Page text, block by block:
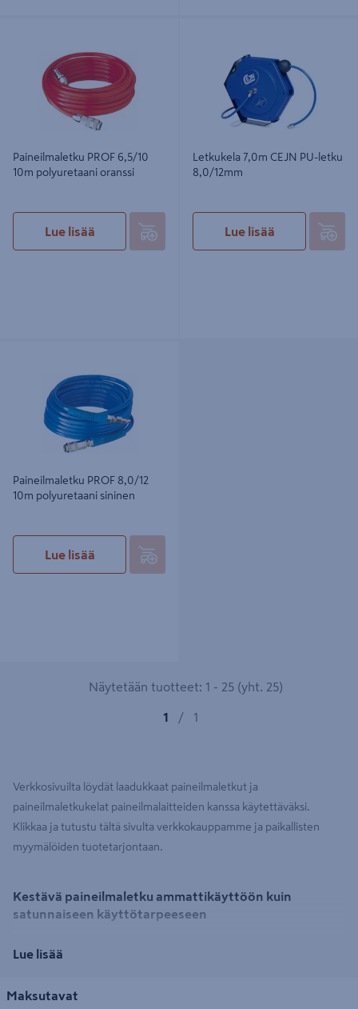
Paineilmaletku PROF 6,5/10
10m polyuretaani oranssi
Lue lisää
Letkukela 7,0m CEJN PU-letku
8,0/12mm
Lue lisää
Paineilmaletku PROF 8,0/12
10m polyuretaani sininen
Lue lisää
Näytetään tuotteet: 1 - 25 (yht. 25)
1 / 1
Verkkosivuilta löydät laadukkaat paineilmaletkut ja
paineilmaletkukelat paineilmalaitteiden kanssa käytettäväksi.
Klikkaa ja tutustu tältä sivulta verkkokauppamme ja paikallisten
myymälöiden tuotetarjontaan.
Kestävä paineilmaletku ammattikäyttöön kuin
satunnaiseen käyttötarpeeseen
viidestä metristä jopa 30 metriin letkuun asti jo pitkällä
Lue lisää
Maksutavat